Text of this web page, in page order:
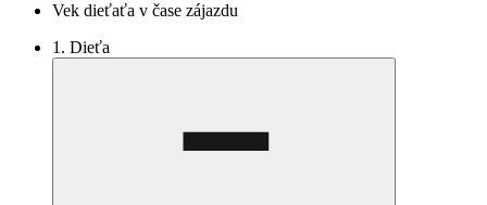
Vek dieťaťa v čase zájazdu
1. Dieťa